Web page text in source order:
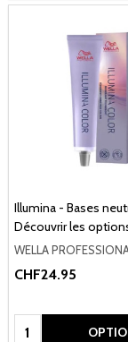
Illumina - Bases
Découvrir les
WELLA
CHF24.95
Quantité: